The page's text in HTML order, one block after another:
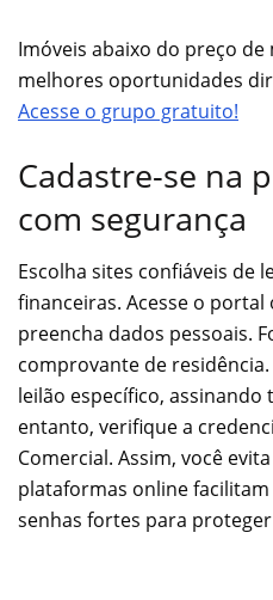
Imóveis abaixo do preço de
melhores oportunidades
Acesse o grupo gratuito!
Cadastre-se na
com segurança
Escolha sites confiáveis de
financeiras. Acesse o portal
preencha dados pessoais.
comprovante de
leilão específico,
entanto, verifique a
Comercial. Assim, você
plataformas online
senhas fortes para